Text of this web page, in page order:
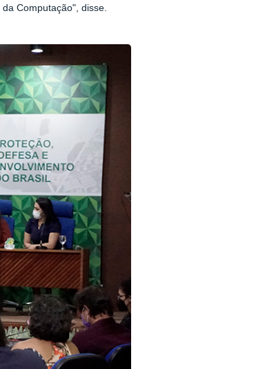
Computação", disse.